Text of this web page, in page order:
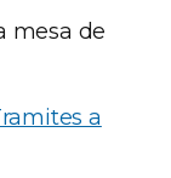
mesa de
a